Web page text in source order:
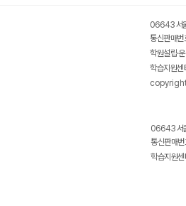
06643 서
통신판매
학원설립·
학습지원
06643 서
통신판매
학습지원